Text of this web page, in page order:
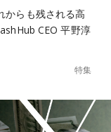
からも残される高
CEO 平野淳
特集